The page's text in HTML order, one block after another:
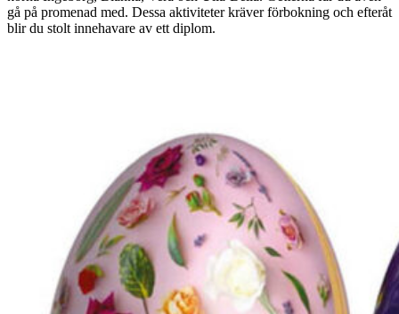
gå på promenad med. Dessa aktiviteter kräver förbokning och efteråt
blir du stolt innehavare av ett diplom.